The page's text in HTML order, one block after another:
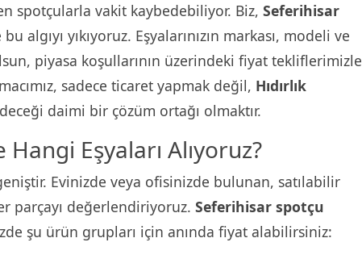
spotçularla vakit kaybedebiliyor. Biz, Seferihisar
algıyı yıkıyoruz. Eşyalarınızın markası, modeli ve
piyasa koşullarının üzerindeki fiyat tekliflerimizle
sadece ticaret yapmak değil, Hıdırlık
daimi bir çözüm ortağı olmaktır.
Hangi Eşyaları Alıyoruz?
Evinizde veya ofisinizde bulunan, satılabilir
parçayı değerlendiriyoruz. Seferihisar spotçu
şu ürün grupları için anında fiyat alabilirsiniz: